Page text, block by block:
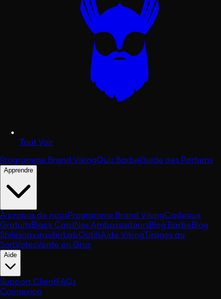
Tout Voir
Programme Brand VikingQuiz BarbeGuide des Parfums
Apprendre
À propos de nousProgramme Brand VikingCadeaux
GratuitsBlack CardNos AmbassadeursBlog BarbeBlog
Stylesnav.insiderLabOutilsAide VikingTirages au
SortVotesVente en Gros
Aide
Support ClientFAQs
Connexion